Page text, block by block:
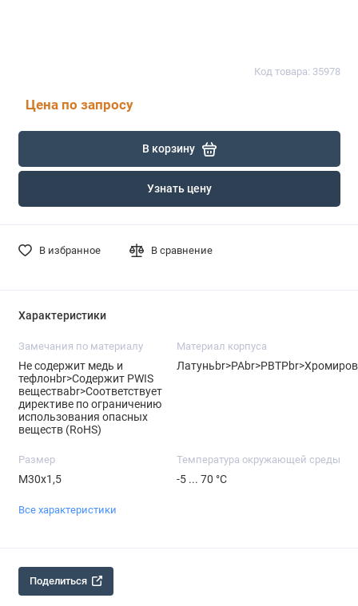
Код товара: 35978
Цена по запросу
В корзину
Узнать цену
В избранное В сравнение
Характеристики
Замечания по материалу
Не содержит медь и
тефлонbr>Содержит PWIS
веществаbr>Соответствует
директиве по ограничению
использования опасных
веществ (RoHS)
Материал корпуса
Размер
M30x1,5
Температура окружающей среды
-5 ... 70 °C
Все характеристики
Поделиться